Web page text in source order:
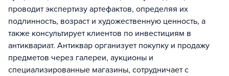
проводит экспертизу артефактов, определяя их
подлинность, возраст и художественную ценность, а
также консультирует клиентов по инвестициям в
антиквариат. Антиквар организует покупку и продажу
предметов через галереи, аукционы и
специализированные магазины, сотрудничает с